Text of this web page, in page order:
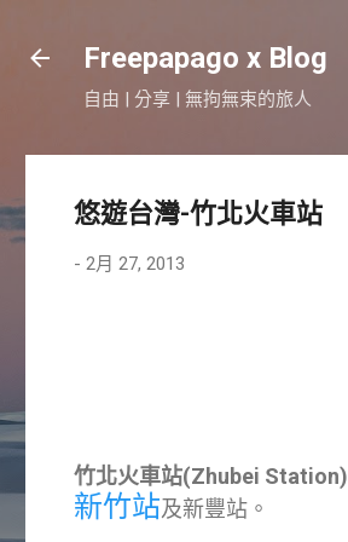
Freepapago x Blog
自由 | 分享 | 無拘無束的旅人
悠遊台灣-竹北火車站
- 2月 27, 2013
竹北火車站(Zhubei Station)
新竹站及新豐站。